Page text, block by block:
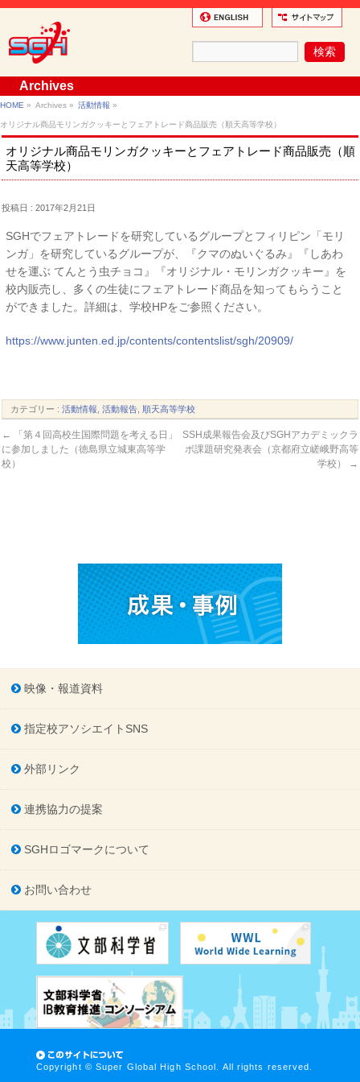
Archives
HOME » Archives » 活動情報 »
オリジナル商品モリンガクッキーとフェアトレード商品販売（順天高等学校）
オリジナル商品モリンガクッキーとフェアトレード商品販売（順
天高等学校）
投稿日 : 2017年2月21日
SGHでフェアトレードを研究しているグループとフィリピン「モリ
ンガ」を研究しているグループが、『クマのぬいぐるみ』『しあわ
せを運ぶ てんとう虫チョコ』『オリジナル・モリンガクッキー』を
校内販売し、多くの生徒にフェアトレード商品を知ってもらうこと
ができました。詳細は、学校HPをご参照ください。
https://www.junten.ed.jp/contents/contentslist/sgh/20909/
カテゴリー :活動情報 ,活動報告 順天高等学校
←
「第４回高校生国際問題を考える日」
に参加しました（徳島県立城東高等学
校）
SSH成果報告会及びSGHアカデミックラ
ボ課題研究発表会（京都府立嵯峨野高等
学校）
→
映像・報道資料
指定校アソシエイトSNS
外部リンク
連携協力の提案
SGHロゴマークについて
お問い合わせ
Copyright © Super Global High School. All rights reserved.